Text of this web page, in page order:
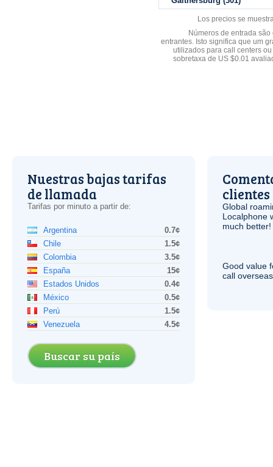
Los precios se
Números de entrada
entrantes. Isto significa que um
utilizados para call centers
sobretaxa de US $0.01
Nuestras bajas tarifas
de llamada
Tarifas por minuto a partir de:
Argentina
0.7¢
Chile
1.5¢
Colombia
3.5¢
España
15¢
Estados Unidos
0.4¢
México
0.5¢
Perú
1.5¢
Venezuela
4.5¢
Buscar su país
clientes
Global
Localphone
much better!
Good value
call